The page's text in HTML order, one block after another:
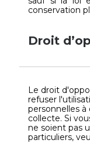
conservation
Droit
Le droit
refuser
personnelles à
collecte. Si
ne soient pas
particuliers,